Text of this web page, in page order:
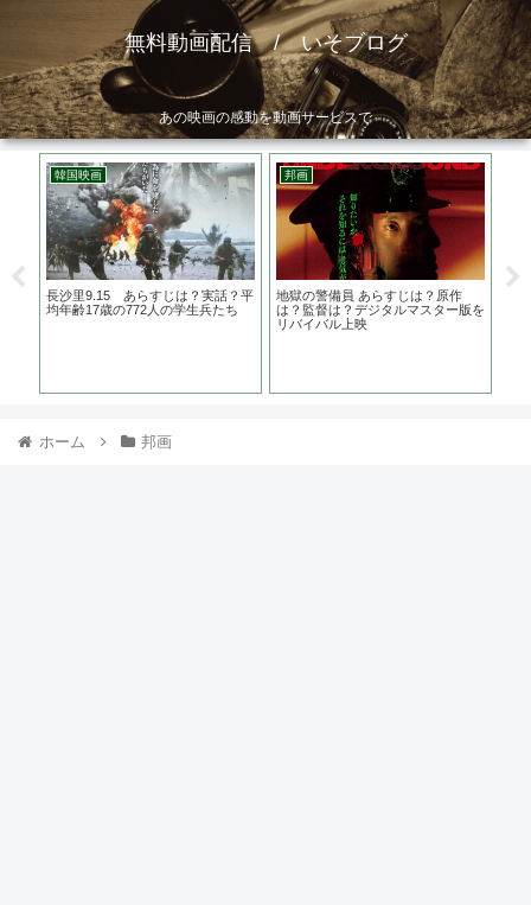
無料動画配信 / いそブログ
あの映画の感動を動画サービスで
韓国映画
長沙里9.15 あらすじは？実話？平
均年齢17歳の772人の学生兵たち
邦画
地獄の警備員 あらすじは？原作
は？監督は？デジタルマスター版を
リバイバル上映
ホーム 邦画